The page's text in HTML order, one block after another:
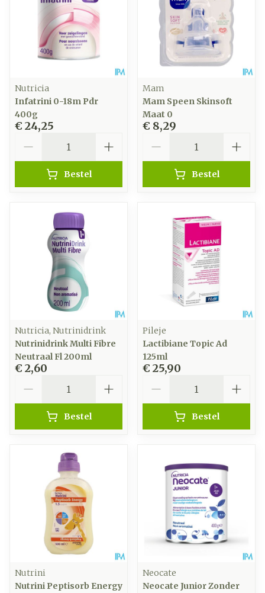
Nutricia
Infatrini 0-18m Pdr
400g
€ 24,25
Bestel
Mam
Mam Speen Skinsoft
Maat 0
€ 8,29
Bestel
Nutricia, Nutrinidrink
Nutrinidrink Multi Fibre
Neutraal Fl 200ml
€ 2,60
Bestel
Pileje
Lactibiane Topic Ad
125ml
€ 25,90
Bestel
Nutrini
Nutrini Peptisorb Energy
Neocate
Neocate Junior Zonder